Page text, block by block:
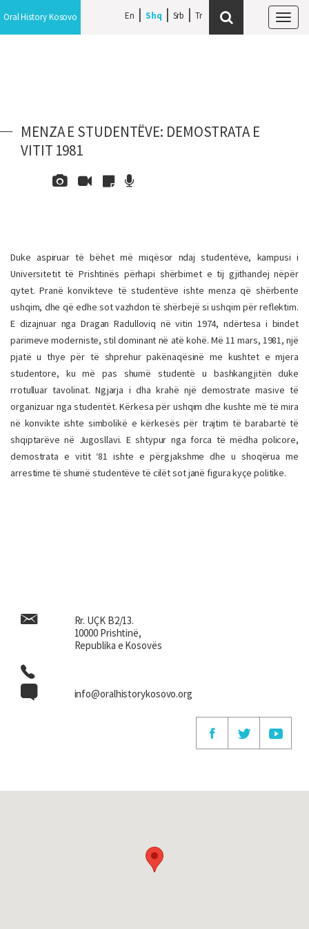
En Shq Srb
Oral History Kosovo
MENZA E STUDENTËVE: DEMOSTRATA E
VITIT 1981
Duke aspiruar të bëhet më miqësor ndaj studentëve, kampusi i
Universitetit të Prishtinës përhapi shërbimet e tij gjithandej nëpër
qytet. Pranë konvikteve të studentëve ishte menza që shërbente
ushqim, dhe që edhe sot vazhdon të shërbejë si ushqim për reflektim.
E dizajnuar nga Dragan Radulloviq në vitin 1974, ndërtesa i bindet
parimeve moderniste, stil dominant në atë kohë. Më 11 mars, 1981, një
pjatë u thye për të shprehur pakënaqësinë me kushtet e mjera
studentore, ku më pas shumë studentë u bashkangjitën duke
rrotulluar tavolinat. Ngjarja i dha krahë një demostrate masive të
organizuar nga studentët. Kërkesa për ushqim dhe kushte më të mira
në konvikte ishte simbolikë e kërkesës për trajtim të barabartë të
shqiptarëve në Jugosllavi. E shtypur nga forca të mëdha policore,
demostrata e vitit ‘81 ishte e përgjakshme dhe u shoqërua me
arrestime të shumë studentëve të cilët sot janë figura kyçe politike.
Rr. UÇK B2/13.
10000 Prishtinë,
Republika e Kosovës
info@oralhistorykosovo.org